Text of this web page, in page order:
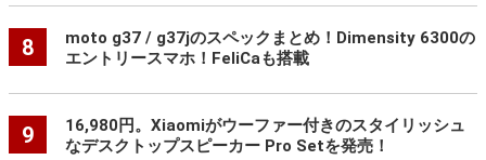
8
moto g37 / g37jのスペックまとめ！Dimensity 6300の
エントリースマホ！FeliCaも搭載
9
16,980円。Xiaomiがウーファー付きのスタイリッシュ
なデスクトップスピーカー Pro Setを発売！